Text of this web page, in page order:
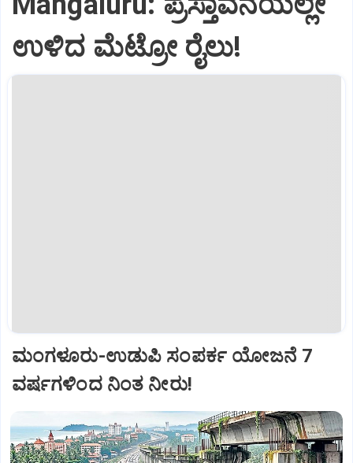
ಉಳಿದ ಮೆಟ್ರೋ ರೈಲು!
ಮಂಗಳೂರು-ಉಡುಪಿ ಸಂಪರ್ಕ ಯೋಜನೆ 7
ವರ್ಷಗಳಿಂದ ನಿಂತ ನೀರು!